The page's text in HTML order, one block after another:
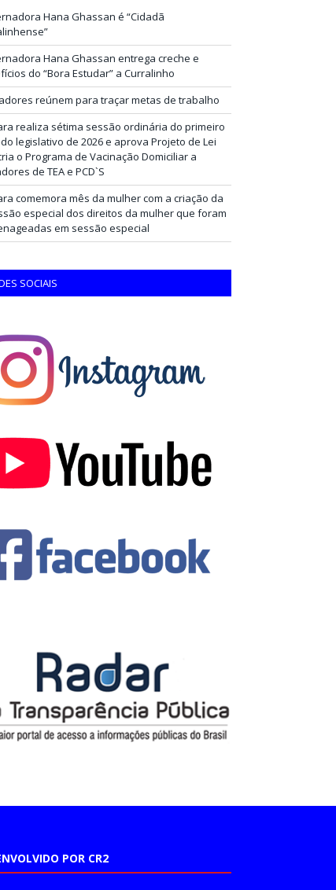
Hana Ghassan é “Cidadã
Hana Ghassan entrega creche e
do “Bora Estudar” a Curralinho
reúnem para traçar metas de trabalho
realiza sétima sessão ordinária do primeiro
legislativo de 2026 e aprova Projeto de Lei
o Programa de Vacinação Domiciliar a
de TEA e PCD`S
comemora mês da mulher com a criação da
especial dos direitos da mulher que foram
em sessão especial
SOCIAIS
POR CR2